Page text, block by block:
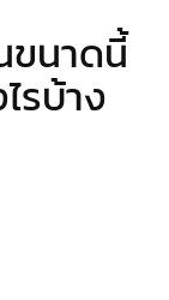
ขนาดนี้
รบ้าง